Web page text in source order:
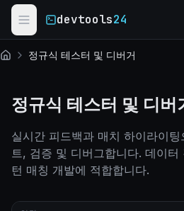
Skip to main content
devtools24
홈 정규식 테스터 및 디버거
정규식 테스터 및 디버
실시간 피드백과 매치 하이라이
트, 검증 및 디버그합니다. 데이
턴 매칭 개발에 적합합니다.